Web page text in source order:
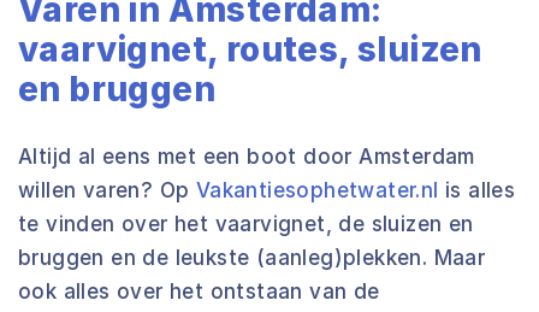
Varen in Amsterdam:
vaarvignet, routes, sluizen
en bruggen
Altijd al eens met een boot door Amsterdam
willen varen? Op Vakantiesophetwater.nl is alles
te vinden over het vaarvignet, de sluizen en
bruggen en de leukste (aanleg)plekken. Maar
ook alles over het ontstaan van de